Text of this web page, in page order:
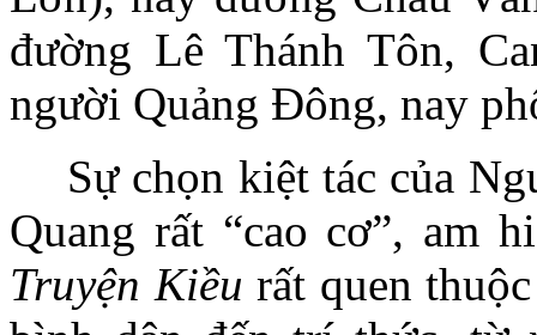
đường Lê Thánh Tôn,
người Quảng Đông, nay
Sự chọn kiệt tác của
Quang rất “cao cơ”, am
Truyện Kiều rất quen